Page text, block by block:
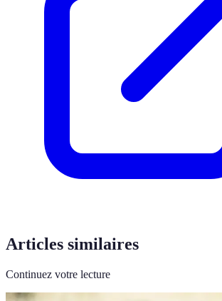
Articles similaires
Continuez votre lecture